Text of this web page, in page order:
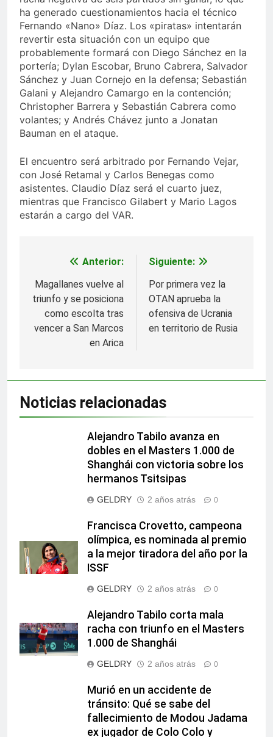
ha generado cuestionamientos hacia el técnico
Fernando «Nano» Díaz. Los «piratas» intentarán
revertir esta situación con un equipo que
probablemente formará con Diego Sánchez en la
portería; Dylan Escobar, Bruno Cabrera, Salvador
Sánchez y Juan Cornejo en la defensa; Sebastián
Galani y Alejandro Camargo en la contención;
Christopher Barrera y Sebastián Cabrera como
volantes; y Andrés Chávez junto a Jonatan
Bauman en el ataque.
El encuentro será arbitrado por Fernando Vejar,
con José Retamal y Carlos Benegas como
asistentes. Claudio Díaz será el cuarto juez,
mientras que Francisco Gilabert y Mario Lagos
estarán a cargo del VAR.
Navegación
de
entradas
Anterior:
Magallanes vuelve al
triunfo y se posiciona
como escolta tras
vencer a San Marcos
en Arica
Siguiente:
Por primera vez la
OTAN aprueba la
ofensiva de Ucrania
en territorio de Rusia
Noticias relacionadas
Alejandro Tabilo avanza en
dobles en el Masters 1.000 de
Shanghái con victoria sobre los
hermanos Tsitsipas
GELDRY 2 años atrás 0
Francisca Crovetto, campeona
olímpica, es nominada al premio
a la mejor tiradora del año por la
ISSF
GELDRY 2 años atrás 0
Alejandro Tabilo corta mala
racha con triunfo en el Masters
1.000 de Shanghái
GELDRY 2 años atrás 0
Murió en un accidente de
tránsito: Qué se sabe del
fallecimiento de Modou Jadama
ex jugador de Colo Colo y